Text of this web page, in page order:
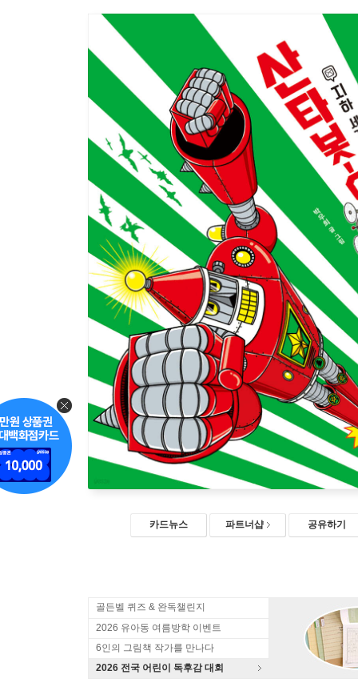
카드뉴스 파트너샵 공유하기
골든벨 퀴즈 & 완독챌린지
2026 유아동 여름방학 이벤트
6인의 그림책 작가를 만나다
2026 전국 어린이 독후감 대회